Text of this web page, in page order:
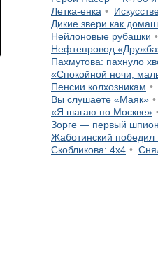
Летка-енка
Дикие звери как
Нейлоновые рубашки
Нефтепровод
Пахмутова: пахнуло
«Спокойной ночи,
Пенсии колхозникам
Вы слушаете «Маяк»
«Я шагаю по Москве»
Зорге — первый шпион
Жаботинский победил
Скобликова: 4x4